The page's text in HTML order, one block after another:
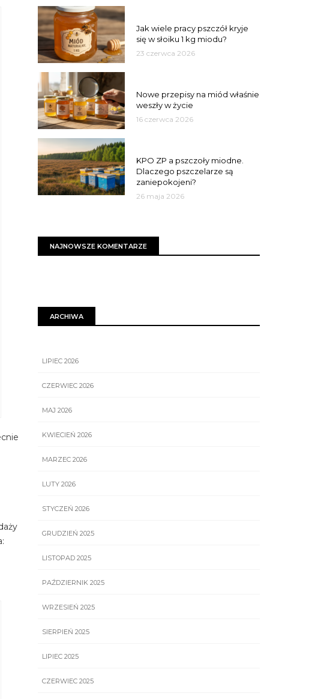
Jak wiele pracy pszczół kryje
się w słoiku 1 kg miodu?
23 czerwca 2026
Nowe przepisy na miód właśnie
weszły w życie
16 czerwca 2026
KPO ZP a pszczoły miodne.
Dlaczego pszczelarze są
zaniepokojeni?
26 maja 2026
NAJNOWSZE KOMENTARZE
ARCHIWA
LIPIEC 2026
CZERWIEC 2026
MAJ 2026
KWIECIEŃ 2026
MARZEC 2026
LUTY 2026
STYCZEŃ 2026
GRUDZIEŃ 2025
LISTOPAD 2025
PAŹDZIERNIK 2025
WRZESIEŃ 2025
SIERPIEŃ 2025
LIPIEC 2025
CZERWIEC 2025